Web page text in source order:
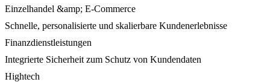
Einzelhandel &amp; E-Commerce
Schnelle, personalisierte und skalierbare Kundenerlebnisse
Finanzdienstleistungen
Integrierte Sicherheit zum Schutz von Kundendaten
Hightech